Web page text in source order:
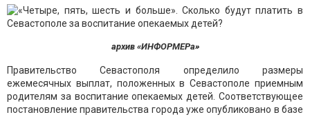
архив «ИНФОРМЕРа»
Правительство Севастополя определило размеры
ежемесячных выплат, положенных в Севастополе приемным
родителям за воспитание опекаемых детей. Соответствующее
постановление правительства города уже опубликовано в базе